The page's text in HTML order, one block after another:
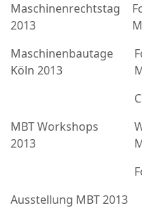
Maschinenrechtstag
2013
Maschinenbautage
Köln 2013
MBT Workshops
2013
Ausstellung MBT 2013